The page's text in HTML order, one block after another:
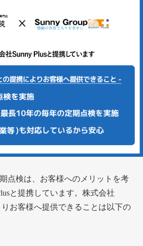
点検は、お客様へのメリットを考
と提携しています。株式会社
りお客様へ提供できることは以下の